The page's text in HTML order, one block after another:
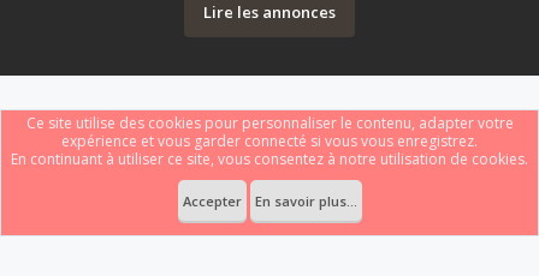
Lire les annonces
Forum software by XenForo® Le forum est hébergé par
Some XenForo functionality crafted by
Ce site utilise des cookies pour personnaliser le contenu, adapter votre
expérience et vous garder connecté si vous vous enregistrez.
En continuant à utiliser ce site, vous consentez à notre utilisation de cookies.
Accepter En savoir plus...